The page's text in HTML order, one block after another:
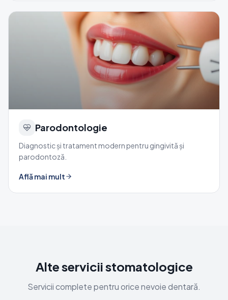
Parodontologie
Diagnostic și tratament modern pentru gingivită și
parodontoză.
Află mai mult
Alte servicii stomatologice
Servicii complete pentru orice nevoie dentară.